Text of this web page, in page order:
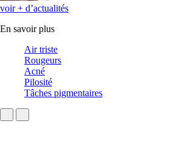
voir + d’actualités
En savoir plus
Air triste
Rougeurs
Acné
Pilosité
Tâches pigmentaires